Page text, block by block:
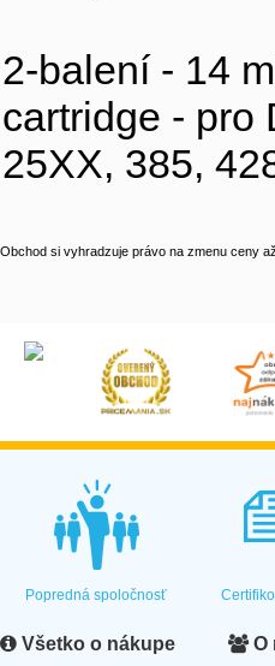
2-balení - 14
cartridge - pro
25XX, 385,
Obchod si vyhradzuje právo na zmenu ceny
Popredná spoločnosť
Všetko o nákupe O